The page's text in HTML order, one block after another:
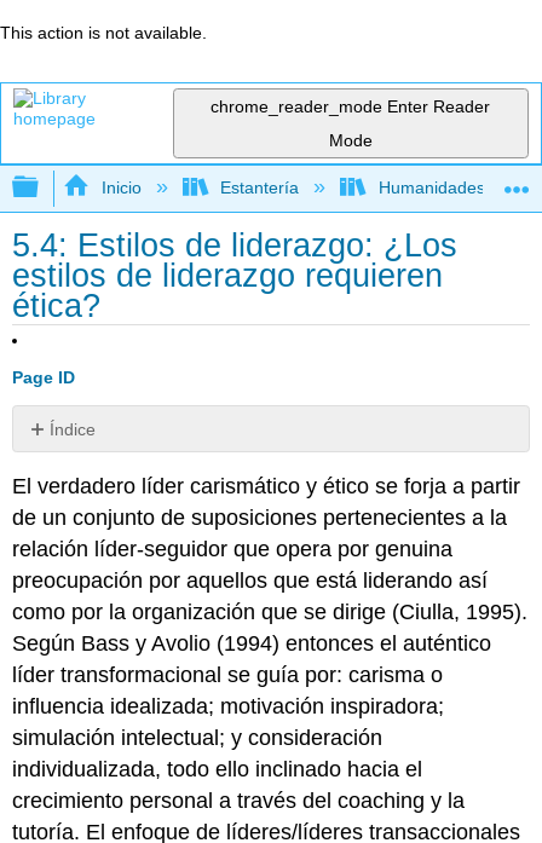
This action is not available.
chrome_reader_mode Enter Reader
Mode
Expandir/contraer jerarquía global
Inicio Estantería Humanidades
5.4: Estilos de liderazgo: ¿Los
estilos de liderazgo requieren
ética?
Page ID
Índice
Sin
El verdadero líder carismático y ético se forja a partir
de un conjunto de suposiciones pertenecientes a la
relación líder-seguidor que opera por genuina
preocupación por aquellos que está liderando así
como por la organización que se dirige (Ciulla, 1995).
Según Bass y Avolio (1994) entonces el auténtico
líder transformacional se guía por: carisma o
influencia idealizada; motivación inspiradora;
simulación intelectual; y consideración
individualizada, todo ello inclinado hacia el
crecimiento personal a través del coaching y la
tutoría. El enfoque de líderes/líderes transaccionales